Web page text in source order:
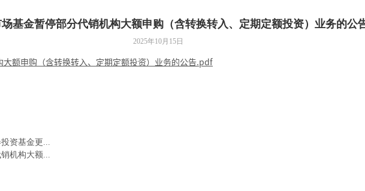
基金暂停部分代销机构大额申购（含转换转入、定期定额投资）业务的公
2025年10月15日
额申购（含转换转入、定期定额投资）业务的公告.pdf
资基金更...
机构大额...